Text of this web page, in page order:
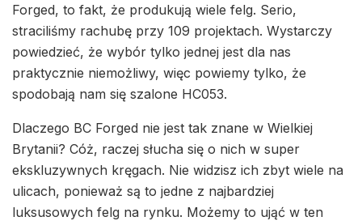
Forged, to fakt, że produkują wiele felg. Serio,
straciliśmy rachubę przy 109 projektach. Wystarczy
powiedzieć, że wybór tylko jednej jest dla nas
praktycznie niemożliwy, więc powiemy tylko, że
spodobają nam się szalone HC053.
Dlaczego BC Forged nie jest tak znane w Wielkiej
Brytanii? Cóż, raczej słucha się o nich w super
ekskluzywnych kręgach. Nie widzisz ich zbyt wiele na
ulicach, ponieważ są to jedne z najbardziej
luksusowych felg na rynku. Możemy to ująć w ten